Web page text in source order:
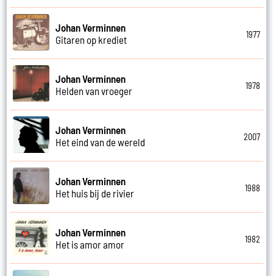
Johan Verminnen
Gitaren op krediet
1977
Johan Verminnen
Helden van vroeger
1978
Johan Verminnen
Het eind van de wereld
2007
Johan Verminnen
Het huis bij de rivier
1988
Johan Verminnen
Het is amor amor
1982